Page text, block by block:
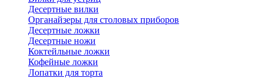
Десертные вилки
Органайзеры для столовых приборов
Десертные ложки
Десертные ножи
Коктейльные ложки
Кофейные ложки
Лопатки для торта